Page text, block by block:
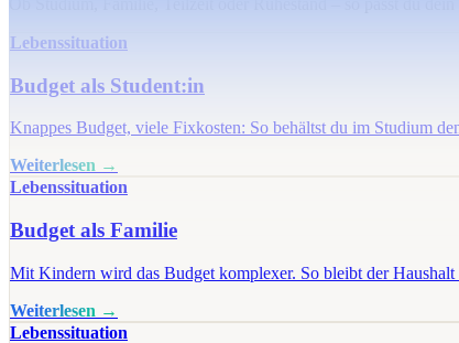
Lebenssituation
Budget als Student:in
Knappes Budget, viele Fixkosten: So behältst du im Studium
Weiterlesen →
Lebenssituation
Budget als Familie
Mit Kindern wird das Budget komplexer. So bleibt der
Weiterlesen →
Lebenssituation